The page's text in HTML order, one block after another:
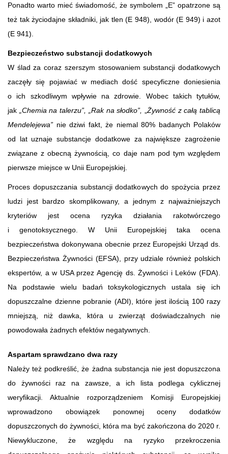
Ponadto warto mieć świadomość, że symbolem „E” opatrzone są
też tak życiodajne składniki, jak tlen (E 948), wodór (E 949) i azot
(E 941).
Bezpieczeństwo substancji dodatkowych
W ślad za coraz szerszym stosowaniem substancji dodatkowych
zaczęły się pojawiać w mediach dość specyficzne doniesienia
o ich szkodliwym wpływie na zdrowie. Wobec takich tytułów,
jak
„Chemia na talerzu”, „Rak na słodko”,
Żywność z całą tablicą
Mendelejewa” nie dziwi fakt, że niemal 80% badanych Polaków
od lat uznaje substancje dodatkowe za największe zagrożenie
związane z obecną żywnością, co daje nam pod tym względem
pierwsze miejsce w Unii Europejskiej.
Proces dopuszczania substancji dodatkowych do spożycia przez
ludzi jest bardzo skomplikowany, a jednym z najważniejszych
kryteriów jest ocena ryzyka działania rakotwórczego
i genotoksycznego. W Unii Europejskiej taka ocena
bezpieczeństwa dokonywana obecnie przez Europejski Urząd ds.
Bezpieczeństwa Żywności (EFSA), przy udziale również polskich
ekspertów, a w USA przez Agencję ds. Żywności i Leków (FDA).
Na podstawie wielu badań toksykologicznych ustala się ich
dopuszczalne dzienne pobranie (ADI), które jest ilością 100 razy
mniejszą, niż dawka, która u zwierząt doświadczalnych nie
powodowała żadnych efektów negatywnych.
Aspartam sprawdzano dwa razy
Należy też podkreślić, że żadna substancja nie jest dopuszczona
do żywności raz na zawsze, a ich lista podlega cyklicznej
weryfikacji. Aktualnie rozporządzeniem Komisji Europejskiej
wprowadzono obowiązek ponownej oceny dodatków
dopuszczonych do żywności, która ma być zakończona do 2020 r.
Niewykluczone, że względu na ryzyko przekroczenia